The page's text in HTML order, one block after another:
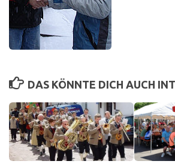
DAS KÖNNTE DICH AUCH